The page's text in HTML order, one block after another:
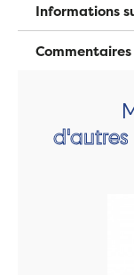
Informations
Commentaires